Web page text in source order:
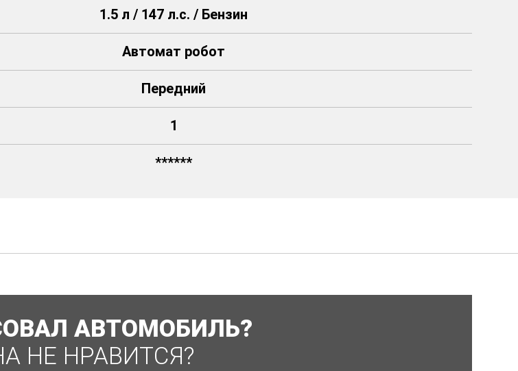
1.5 л / 147 л.с. / Бензин
Автомат робот
Передний
1
******
АВТОМОБИЛЬ?
НЕ НРАВИТСЯ?